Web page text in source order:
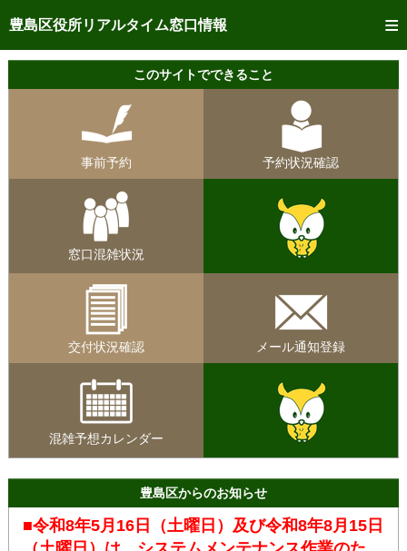
豊島区役所リアルタイム窓口情報
トップページへ
ご利用方法
予約状況確認
リアルタイム
混雑予想カレンダー
このサイトでできること
事前予約 予約状況確認
窓口混雑状況
交付状況確認 メール通知登録
混雑予想カレンダー
豊島区からのお知らせ
■令和8年5月16日（土曜日）及び令和8年8月15日